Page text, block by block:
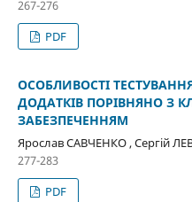
267-276
PDF
ОСОБЛИВОСТІ
ДОДАТКІВ ПОРІВНЯНО З
ЗАБЕЗПЕЧЕННЯМ
Ярослав САВЧЕНКО , Сергій
277-283
PDF